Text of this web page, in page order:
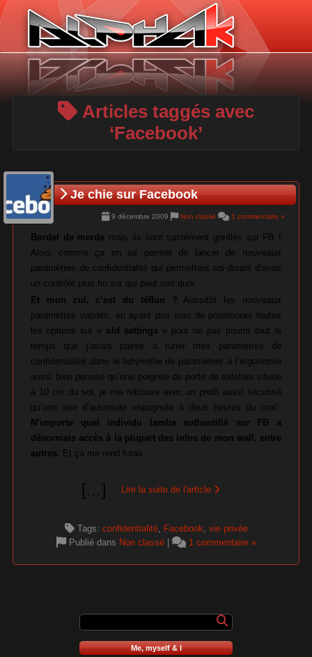
Articles taggés avec
‘Facebook’
Je chie sur Facebook
9 décembre 2009 Non classé 1 commentaire »
Bordel de merde mais ils sont sacrément gonflés sur FB !
Alors comme ça on se permet de lancer de nouveaux
paramètres de confidentialité qui permettent soi-disant d’avoir
un contrôle plus fin sur qui peut voir quoi.
Et mon cul, c’est du téflon ? Aussitôt les nouveaux
paramètres validés, en ayant pris soin de positionner toutes
les options sur « old settings » pour ne pas pourrir tout le
temps que j’avais passé à tuner mes paramètres de
confidentialité dans le labyrinthe de paramètres à l’ergonomie
aussi bien pensée qu’une poignée de porte de toilettes située
à 10 cm du sol, je me retrouve avec un profil aussi sécurisé
qu’une aire d’autoroute espagnole à deux heures du mat’.
N’importe quel individu lamba authentifié sur FB a
désormais accès à la plupart des infos de mon wall, entre
autres. Et ça me rend furax.
[…] Lire la suite de l'article
Tags: confidentialité, Facebook, vie privée
Publié dans Non classé| 1 commentaire »
Me, myself & I
Panneau de gestion des cookies